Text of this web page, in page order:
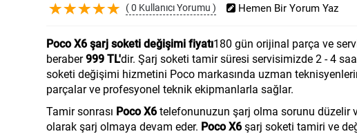
( 0 Kullanıcı Yorumu ) Hemen Bir Yorum Yaz
Poco X6 şarj soketi değişimi fiyatı180 gün orijinal parça ve
beraber999 TL'dir. Şarj soketi tamir süresi servisimizde 2 - 4
soketi değişimi hizmetini Poco markasında uzman
parçalar ve profesyonel teknik ekipmanlarla sağlar.
Tamir sonrası Poco X6 telefonunuzun şarj olma sorunu düzelir
olarak şarj olmaya devam eder. Poco X6 şarj soketi tamiri ve